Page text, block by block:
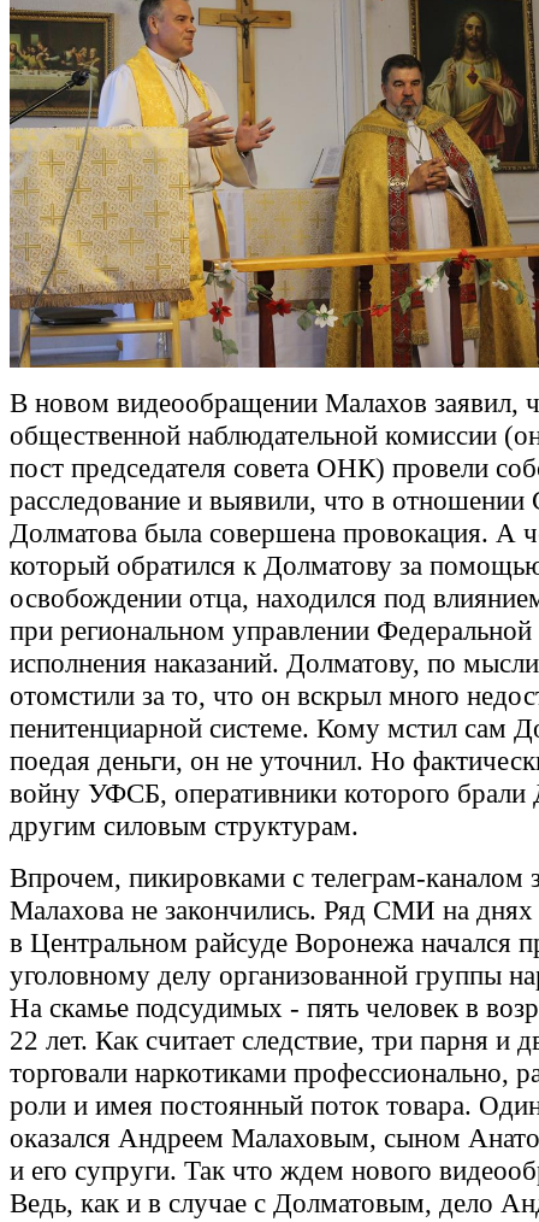
В новом видеообращении Малахов заявил,
общественной наблюдательной комиссии
пост председателя совета ОНК) провели
расследование и выявили, что в отношении
Долматова была совершена провокация. А
который обратился к Долматову за
освобождении отца, находился под
при региональном управлении
исполнения наказаний. Долматову, по
отомстили за то, что он вскрыл много
пенитенциарной системе. Кому мстил сам
поедая деньги, он не уточнил. Но
войну УФСБ, оперативники которого брали
другим силовым структурам.
Впрочем, пикировками с телеграм-каналом
Малахова не закончились. Ряд СМИ на
в Центральном райсуде Воронежа начался
уголовному делу организованной группы
На скамье подсудимых - пять человек в
22 лет. Как считает следствие, три парня и
торговали наркотиками профессионально,
роли и имея постоянный поток товара.
оказался Андреем Малаховым, сыном
и его супруги. Так что ждем нового
Ведь, как и в случае с Долматовым, дело